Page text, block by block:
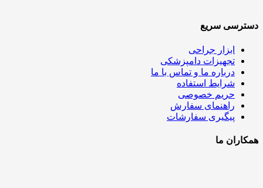
دسترسی سریع
ابزار جراحی
تجهیزات دامپزشکی
درباره ما و تماس با ما
شرایط استفاده
حریم خصوصی
راهنمای سفارش
پیگیری سفارشات
همکاران ما